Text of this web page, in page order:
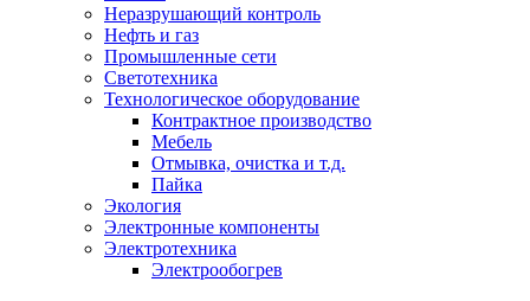
Неразрушающий контроль
Нефть и газ
Промышленные сети
Светотехника
Технологическое оборудование
Контрактное производство
Мебель
Отмывка, очистка и т.д.
Пайка
Экология
Электронные компоненты
Электротехника
Электрообогрев